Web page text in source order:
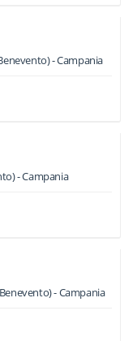
-Campania
-Campania
-Campania